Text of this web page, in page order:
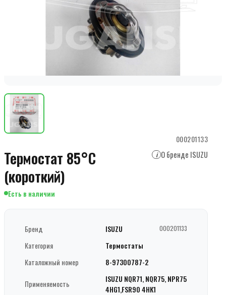
000201133
Термостат 85°С
(короткий)
i О бренде ISUZU
Есть в наличии
Бренд ISUZU 000201133
Категория
Термостаты
Каталожный номер
8-97300787-2
Применяемость
ISUZU NQR71, NQR75, NPR75
4HG1,FSR90 4HK1